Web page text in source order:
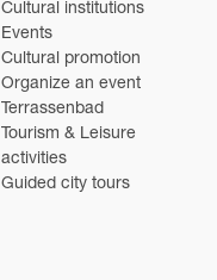
Cultural institutions
Events
Cultural promotion
Organize an event
Terrassenbad
Tourism & Leisure
activities
Guided city tours